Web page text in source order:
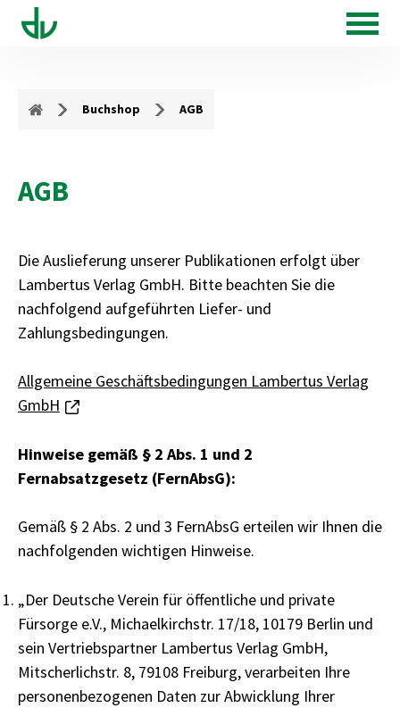
Buchshop AGB
AGB
Die Auslieferung unserer Publikationen erfolgt über
Lambertus Verlag GmbH. Bitte beachten Sie die
nachfolgend aufgeführten Liefer- und
Zahlungsbedingungen.
Allgemeine Geschäftsbedingungen Lambertus Verlag
GmbH
Hinweise gemäß § 2 Abs. 1 und 2
Fernabsatzgesetz (FernAbsG):
Gemäß § 2 Abs. 2 und 3 FernAbsG erteilen wir Ihnen die
nachfolgenden wichtigen Hinweise.
„Der Deutsche Verein für öffentliche und private
Fürsorge e.V., Michaelkirchstr. 17/18, 10179 Berlin und
sein Vertriebspartner Lambertus Verlag GmbH,
Mitscherlichstr. 8, 79108 Freiburg, verarbeiten Ihre
personenbezogenen Daten zur Abwicklung Ihrer